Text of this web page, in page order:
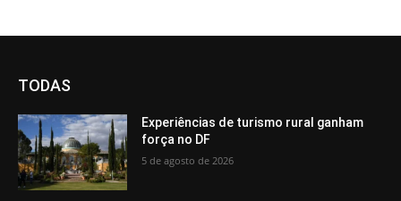
TODAS
Experiências de turismo rural ganham
força no DF
5 de agosto de 2026